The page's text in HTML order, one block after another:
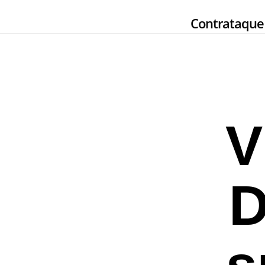
Contrataque